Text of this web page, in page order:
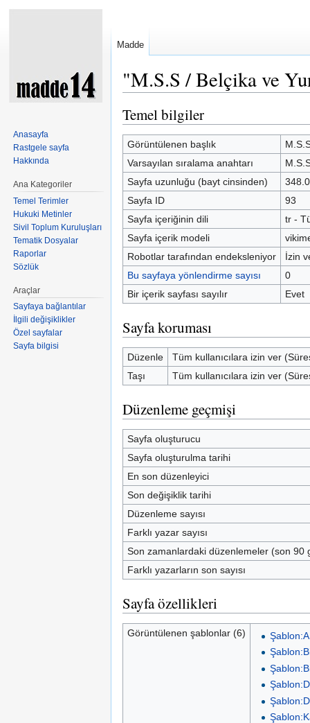
"M.S.S / Belçika ve
Temel bilgiler
Görüntülenen başlık
Varsayılan sıralama anahtarı
Sayfa uzunluğu (bayt cinsinden)
Sayfa ID
93
Sayfa içeriğinin dili
tr -
Sayfa içerik modeli
Robotlar tarafından endeksleniyor
İzin
Bu sayfaya yönlendirme sayısı
0
Bir içerik sayfası sayılır
Evet
Sayfa koruması
Düzenle
Tüm kullanıcılara izin ver
Taşı
Tüm kullanıcılara izin ver
Düzenleme geçmişi
Sayfa oluşturucu
Sayfa oluşturulma tarihi
En son düzenleyici
Son değişiklik tarihi
Düzenleme sayısı
Farklı yazar sayısı
Son zamanlardaki düzenlemeler (son 90
Farklı yazarların son sayısı
Sayfa özellikleri
Görüntülenen şablonlar (6)
Madde
Anasayfa
Rastgele sayfa
Hakkında
Ana Kategoriler
Temel Terimler
Hukuki Metinler
Sivil Toplum Kuruluşları
Tematik Dosyalar
Raporlar
Sözlük
Araçlar
Sayfaya bağlantılar
İlgili değişiklikler
Özel sayfalar
Sayfa bilgisi